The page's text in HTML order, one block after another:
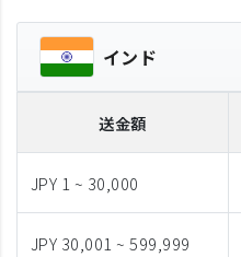
インド
送金額
JPY 1 ~ 30,000
JPY 30,001 ~ 599,999